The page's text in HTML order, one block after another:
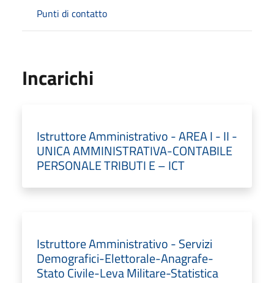
Punti di contatto
Incarichi
Istruttore Amministrativo - AREA I - II -
UNICA AMMINISTRATIVA-CONTABILE
PERSONALE TRIBUTI E – ICT
Istruttore Amministrativo - Servizi
Demografici-Elettorale-Anagrafe-
Stato Civile-Leva Militare-Statistica